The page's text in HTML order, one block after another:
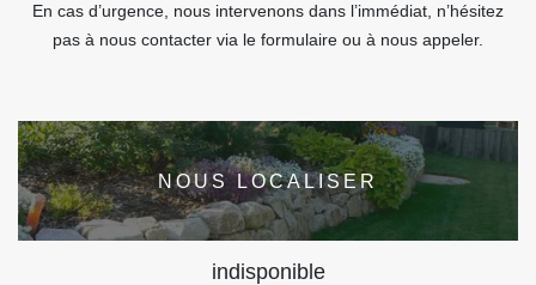
En cas d’urgence, nous intervenons dans l’immédiat, n’hésitez
pas à nous contacter via le formulaire ou à nous appeler.
NOUS LOCALISER
indisponible